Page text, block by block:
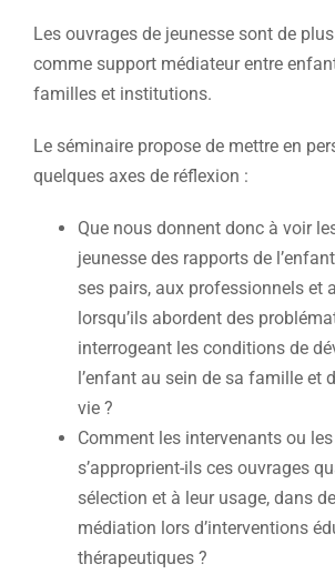
Les ouvrages de jeunesse sont de
comme support médiateur entre
familles et institutions.
Le séminaire propose de mettre en
quelques axes de réflexion :
Que nous donnent donc à voir
jeunesse des rapports de
ses pairs, aux professionnels et
lorsqu’ils abordent des
interrogeant les conditions de
l’enfant au sein de sa famille et
vie ?
Comment les intervenants ou
s’approprient-ils ces ouvrages
sélection et à leur usage, dans
médiation lors d’interventions
thérapeutiques ?